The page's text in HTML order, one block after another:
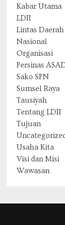
Kabar Utama
LDII
Lintas Daerah
Nasional
Organisasi
Persinas
Sako SPN
Sumsel Raya
Tausiyah
Tentang LDII
Tujuan
Usaha Kita
Visi dan Misi
Wawasan